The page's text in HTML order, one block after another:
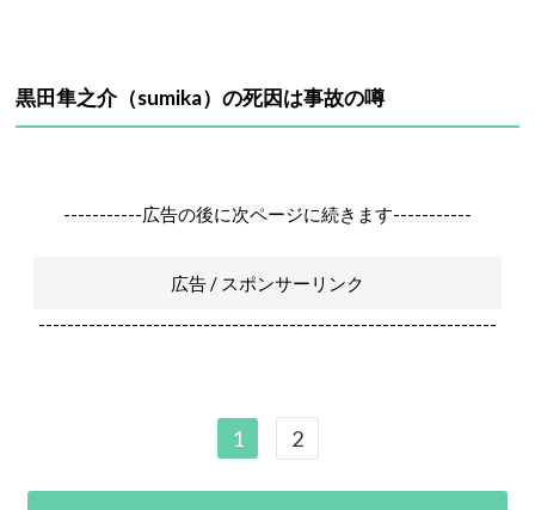
黒田隼之介（sumika）の死因は事故の噂
-----------広告の後に次ページに続きます-----------
広告 / スポンサーリンク
----------------------------------------------------------------
1 2